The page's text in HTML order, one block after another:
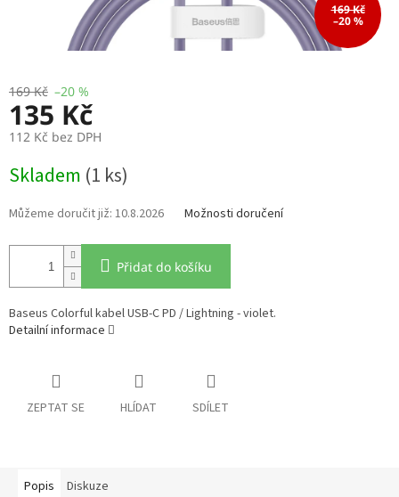
169 Kč
–20 %
169 Kč –20 %
135 Kč
112 Kč bez DPH
cena:
Skladem (1 ks)
10.8.2026 Možnosti doručení
Přidat do košíku
Baseus Colorful kabel USB-C PD / Lightning - violet.
Detailní informace
ZEPTAT SE HLÍDAT SDÍLET
Popis Diskuze